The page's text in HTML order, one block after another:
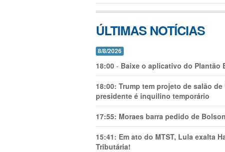
ÚLTIMAS NOTÍCIAS
8/8/2026
18:00 - Baixe o aplicativo do Plantão
18:00: Trump tem projeto de salão
presidente é inquilino temporário
17:55: Moraes barra pedido de
15:41: Em ato do MTST, Lula exalta
Tributária!